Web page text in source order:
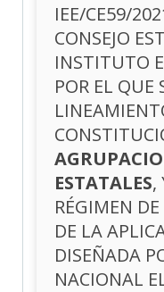
IEE/CE59/
CONSEJO
INSTITUTO
POR EL QUE
ESTATALES,
RÉGIMEN
DE LA
DISEÑADA
NACIONAL